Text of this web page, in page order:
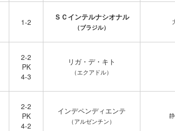
1-2
ＳＣインテルナシオナル
（ブラジル）
2-2
PK
4-3
リガ・デ・キト
（エクアドル）
2-2
PK
4-2
インデペンディエンテ
（アルゼンチン）